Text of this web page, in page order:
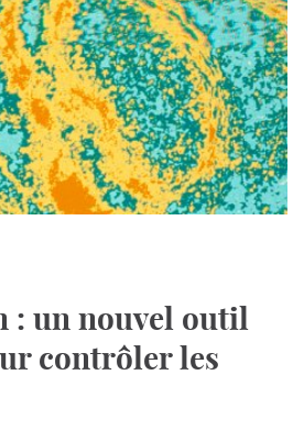
: un nouvel outil
contrôler les